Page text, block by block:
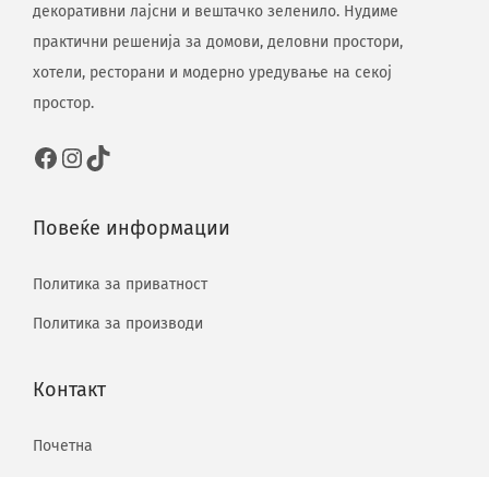
декоративни лајсни и вештачко зеленило. Нудиме
практични решенија за домови, деловни простори,
хотели, ресторани и модерно уредување на секој
простор.
Повеќе информации
Политика за приватност
Политика за производи
Контакт
Почетна